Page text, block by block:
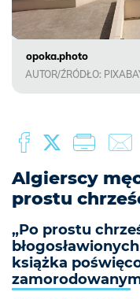
opoka.photo
AUTOR/ŹRÓDŁO:
Algierscy
prostu
„Po prostu
książka